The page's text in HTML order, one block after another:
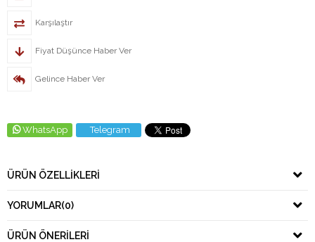
Karşılaştır
Fiyat Düşünce Haber Ver
Gelince Haber Ver
WhatsApp Telegram
ÜRÜN ÖZELLIKLERI
YORUMLAR(0)
ÜRÜN ÖNERILERI